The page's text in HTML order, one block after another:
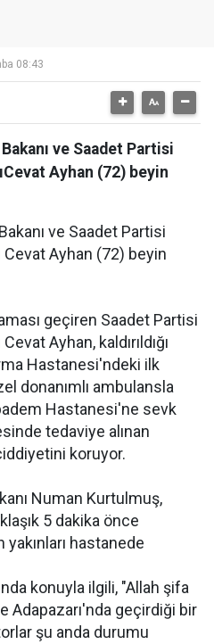
08:43
Bakanı ve Saadet Partisi
Ayhan (72) beyin
ve Saadet Partisi
Cevat Ayhan (72) beyin
geçiren Saadet Partisi
Ayhan, kaldırıldığı
Hastanesi'ndeki ilk
donanımlı ambulansla
Hastanesi'ne sevk
tedaviye alınan
koruyor.
Numan Kurtulmuş,
5 dakika önce
yakınları hastanede
konuyla ilgili, "Allah şifa
Adapazarı'nda geçirdiği bir
şu anda durumu